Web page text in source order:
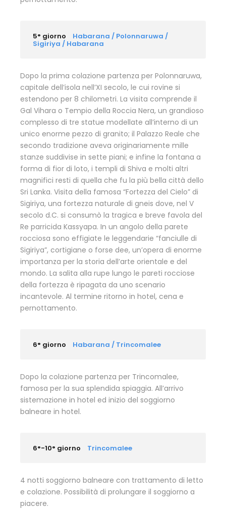
5° giorno Habarana / Polonnaruwa /
Sigiriya / Habarana
Dopo la prima colazione partenza per Polonnaruwa,
capitale dell’isola nell’XI secolo, le cui rovine si
estendono per 8 chilometri. La visita comprende il
Gal Vihara o Tempio della Roccia Nera, un grandioso
complesso di tre statue modellate all’interno di un
unico enorme pezzo di granito; il Palazzo Reale che
secondo tradizione aveva originariamente mille
stanze suddivise in sette piani; e infine la fontana a
forma di fior di loto, i templi di Shiva e molti altri
magnifici resti di quella che fu la più bella città dello
Sri Lanka. Visita della famosa “Fortezza del Cielo” di
Sigiriya, una fortezza naturale di gneis dove, nel V
secolo d.C. si consumò la tragica e breve favola del
Re parricida Kassyapa. In un angolo della parete
rocciosa sono effigiate le leggendarie “fanciulle di
Sigiriya”, cortigiane o forse dee, un’opera di enorme
importanza per la storia dell’arte orientale e del
mondo. La salita alla rupe lungo le pareti rocciose
della fortezza è ripagata da uno scenario
incantevole. Al termine ritorno in hotel, cena e
pernottamento.
6° giorno Habarana / Trincomalee
Dopo la colazione partenza per Trincomalee,
famosa per la sua splendida spiaggia. All’arrivo
sistemazione in hotel ed inizio del soggiorno
balneare in hotel.
6°-10° giorno Trincomalee
4 notti soggiorno balneare con trattamento di letto
e colazione. Possibilità di prolungare il soggiorno a
piacere.